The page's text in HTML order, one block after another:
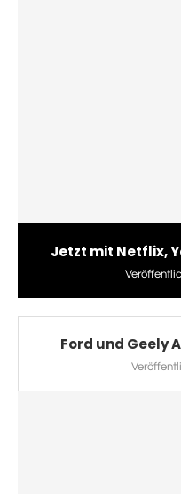
Jetzt mit Netflix,
Ford und Geely